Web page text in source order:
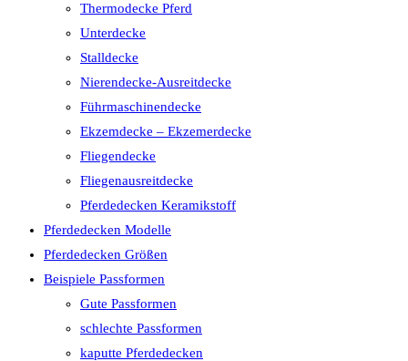
Thermodecke Pferd
Unterdecke
Stalldecke
Nierendecke-Ausreitdecke
Führmaschinendecke
Ekzemdecke – Ekzemerdecke
Fliegendecke
Fliegenausreitdecke
Pferdedecken Keramikstoff
Pferdedecken Modelle
Pferdedecken Größen
Beispiele Passformen
Gute Passformen
schlechte Passformen
kaputte Pferdedecken